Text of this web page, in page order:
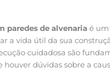
paredes de alvenaria é
a vida útil da sua
cuidadosa são
houver dúvidas sobre a